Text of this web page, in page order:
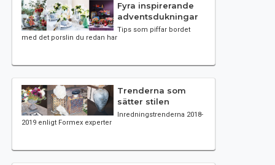
Fyra inspirerande
adventsdukningar
Tips som piffar bordet
med det porslin du redan har
Trenderna som
sätter stilen
Inredningstrenderna 2018-
2019 enligt Formex experter